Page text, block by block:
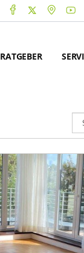
RATGEBER